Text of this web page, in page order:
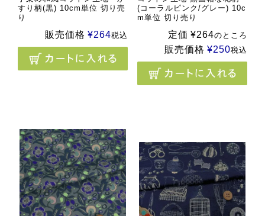
すり柄(黒) 10cm単位 切り売
り
販売価格 ¥264税込
(コーラルピンク/グレー) 10c
m単位 切り売り
定価 ¥264のところ
販売価格 ¥250税込